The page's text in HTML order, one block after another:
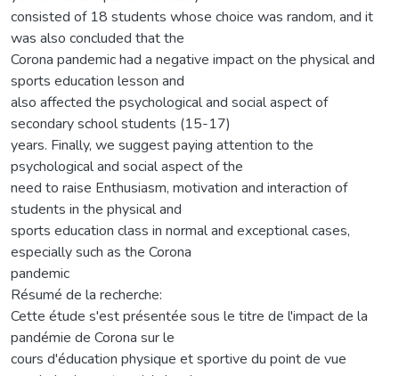
consisted of 18 students whose choice was random, and it
was also concluded that the
Corona pandemic had a negative impact on the physical and
sports education lesson and
also affected the psychological and social aspect of
secondary school students (15-17)
years. Finally, we suggest paying attention to the
psychological and social aspect of the
need to raise Enthusiasm, motivation and interaction of
students in the physical and
sports education class in normal and exceptional cases,
especially such as the Corona
pandemic
Résumé de la recherche:
Cette étude s'est présentée sous le titre de l'impact de la
pandémie de Corona sur le
cours d'éducation physique et sportive du point de vue